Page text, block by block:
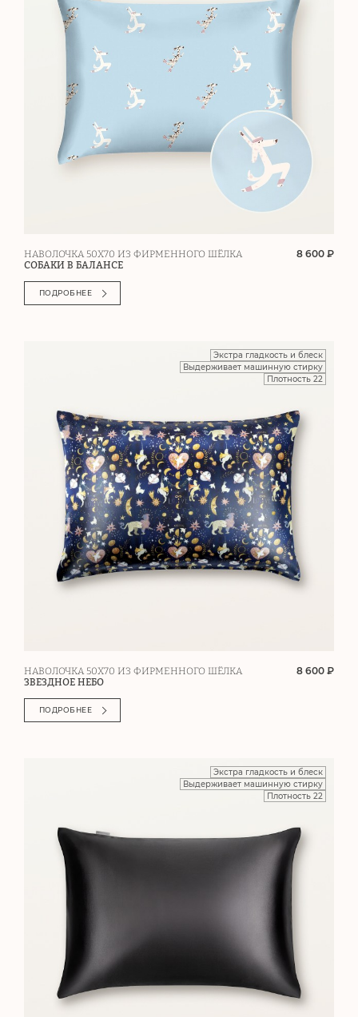
НАВОЛОЧКА 50Х70 ИЗ ФИРМЕННОГО ШЁЛКА
СОБАКИ В БАЛАНСЕ
8 600 ₽
ПОДРОБНЕЕ
Экстра гладкость и блеск
Выдерживает машинную стирку
Плотность 22
НАВОЛОЧКА 50Х70 ИЗ ФИРМЕННОГО ШЁЛКА
ЗВЕЗДНОЕ НЕБО
8 600 ₽
ПОДРОБНЕЕ
Экстра гладкость и блеск
Выдерживает машинную стирку
Плотность 22